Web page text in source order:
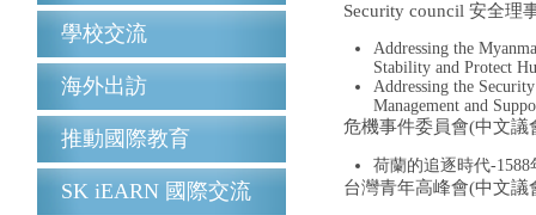
學校交流
海外出訪
推動國際教育
SK iEARN 國際交流
Security council 安全理
Addressing the
Stability and Protect
Addressing the
Management and
危機事件委員會(中文議
荷蘭的追逐時代-
台灣青年高峰會(中文議